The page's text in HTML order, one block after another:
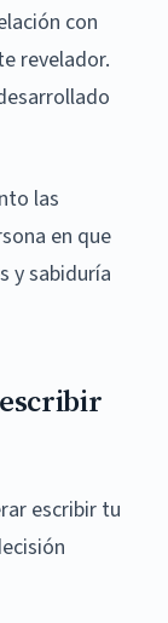
con
revelador.
las
en que
y sabiduría
escribir tu